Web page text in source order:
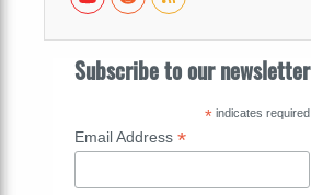
Subscribe to our newsletter
* indicates required
Email Address *